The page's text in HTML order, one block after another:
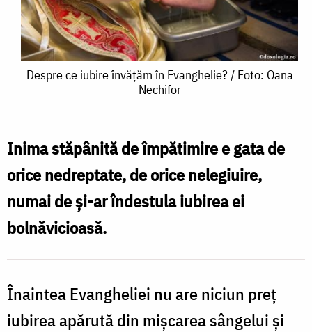
Despre
învățăm
în
Evanghelie?
/
Nechifor
Despre ce iubire învățăm în Evanghelie? / Foto: Oana
Nechifor
Inima stăpânită de împătimire e gata de
orice nedreptate, de orice nelegiuire,
numai de şi-ar îndestula iubirea ei
bolnăvicioasă.
Înaintea Evangheliei nu are niciun preţ
iubirea apărută din mişcarea sângelui şi